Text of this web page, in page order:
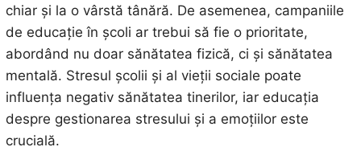
chiar și la o vârstă tânără. De asemenea, campaniile
de educație în școli ar trebui să fie o prioritate,
abordând nu doar sănătatea fizică, ci și sănătatea
mentală. Stresul școlii și al vieții sociale poate
influența negativ sănătatea tinerilor, iar educația
despre gestionarea stresului și a emoțiilor este
crucială.